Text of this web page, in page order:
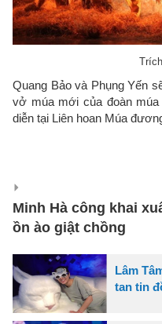
Quang Bảo và Phụng Yến
vở múa mới của đoàn
diễn tại Liên hoan Múa
Minh Hà công khai
ồn ào giật chồng
Lâm
tan tin